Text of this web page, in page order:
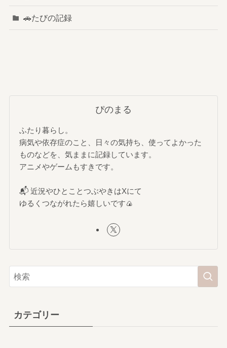
🚗たびの記録
ぴのまる
ふたり暮らし。
病気や依存症のこと、日々の気持ち、使ってよかった
ものなどを、気ままに記録しています。
アニメやゲームもすきです。
📬 近況やひとことつぶやきはXにて
ゆるくつながれたら嬉しいです🍙
カテゴリー